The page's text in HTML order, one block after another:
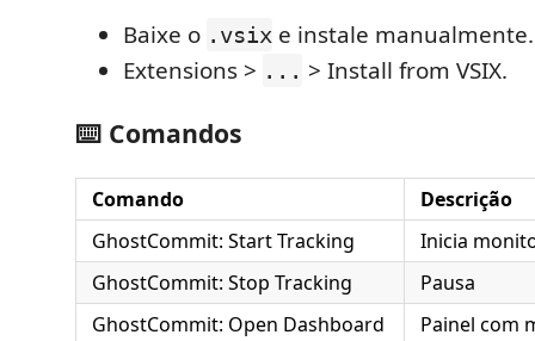
Baixe o .vsix e instale manualmente.
Extensions > ... > Install from VSIX.
⌨️ Comandos
Comando
Descrição
GhostCommit: Start Tracking
Inicia
GhostCommit: Stop Tracking
Pausa
GhostCommit: Open Dashboard
Painel com